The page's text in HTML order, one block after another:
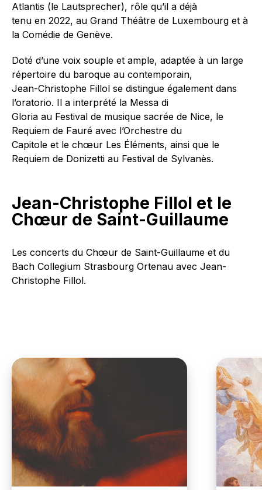
Atlantis (le Lautsprecher), rôle qu’il a déjà
tenu en 2022, au Grand Théâtre de Luxembourg et à
la Comédie de Genève.
Doté d’une voix souple et ample, adaptée à un large
répertoire du baroque au contemporain,
Jean-Christophe Fillol se distingue également dans
l’oratorio. Il a interprété la Messa di
Gloria au Festival de musique sacrée de Nice, le
Requiem de Fauré avec l’Orchestre du
Capitole et le chœur Les Éléments, ainsi que le
Requiem de Donizetti au Festival de Sylvanès.
Jean-Christophe Fillol et le
Chœur de Saint-Guillaume
Les concerts du Chœur de Saint-Guillaume et du
Bach Collegium Strasbourg Ortenau avec Jean-
Christophe Fillol.